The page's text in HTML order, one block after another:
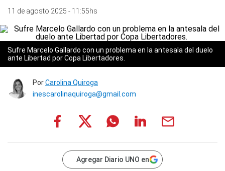
11 de agosto 2025 - 11:55hs
Sufre Marcelo Gallardo con un problema en la antesala del duelo
ante Libertad por Copa Libertadores.
PorCarolina Quiroga
inescarolinaquiroga@gmail.com
Agregar Diario UNO en